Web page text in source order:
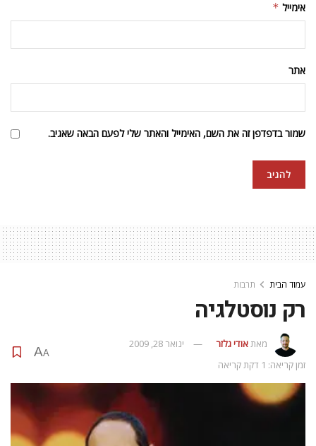
אימייל *
אתר
שמור בדפדפן זה את השם, האימייל והאתר שלי לפעם הבאה שאגיב.
עמוד הבית תרבות
רק נוסטלגיה
מאתאודי גלזר
ינואר 28, 2009
זמן קריאה: 1 דקת קריאה
A
A